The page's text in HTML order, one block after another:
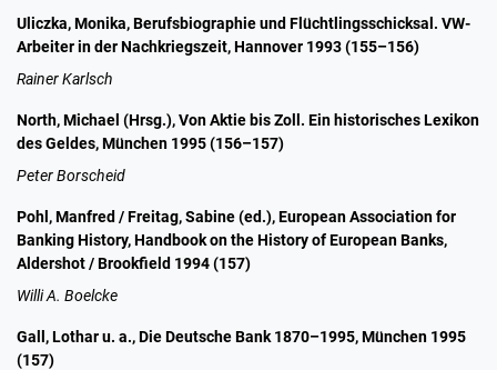
Uliczka, Monika, Berufsbiographie und Flüchtlingsschicksal. VW-
Arbeiter in der Nachkriegszeit, Hannover 1993 (155–156)
Rainer Karlsch
North, Michael (Hrsg.), Von Aktie bis Zoll. Ein historisches Lexikon
des Geldes, München 1995 (156–157)
Peter Borscheid
Pohl, Manfred / Freitag, Sabine (ed.), European Association for
Banking History, Handbook on the History of European Banks,
Aldershot / Brookfield 1994 (157)
Willi A. Boelcke
Gall, Lothar u. a., Die Deutsche Bank 1870–1995, München 1995
(157)